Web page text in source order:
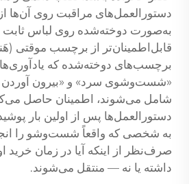
دستورالعمل‌های مراقبت روی آن‌ها
به‌صورت دوخته‌شده روی لباس ثابت
قابل‌اطمینان‌تر از برچسب موقتی
برچسب‌های دوخته‌شده که
«شست‌وشوی سرد» و «بیرون آوردن
شامل می‌شوند، اطمینان حاصل
دستورالعمل‌ها پس از اولین بار
به شخصی که واقعاً شست‌وشو را
صرف‌نظر از اینکه آیا در زمان خرید
داشته یا نه — منتقل می‌شوند.